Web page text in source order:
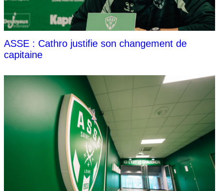
ASSE : Cathro justifie son changement de
capitaine